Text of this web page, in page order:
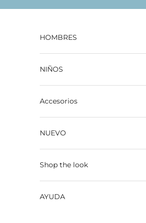
HOMBRES
NIÑOS
Accesorios
NUEVO
Shop the look
AYUDA